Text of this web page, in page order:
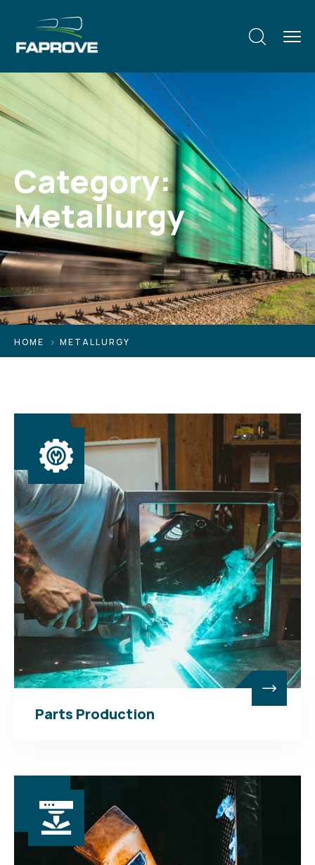
Category:
Metallurgy
HOME METALLURGY
Parts Production